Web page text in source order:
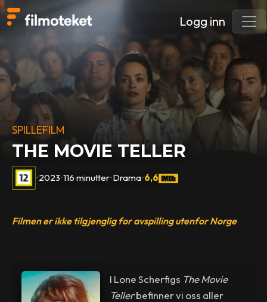
Logg inn
SPILLEFILM
THE MOVIE TELLER
•2023•116 minutter•Drama•6,6
Filmen er ikke tilgjenglig for avspilling utenfor Norge
I Lone Scherfigs The Movie
Tellerbefinner vi oss aller